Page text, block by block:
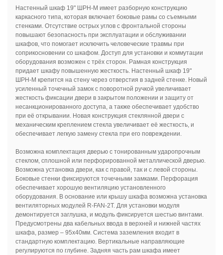
Настенный шкаф 19" ШРН-М имеет разборную конструкцию
каркасного типа, которая включает боковые рамы со съемными
стенками. Отсутствие острых углов с фронтальной стороны
повышают безопасность при эксплуатации и обслуживании
шкафов, что помогает исключить человеческие травмы при
соприкосновении со шкафом. Доступ для установки и коммутации
оборудования возможен с трёх сторон. Рамная конструкция
придает шкафу повышенную жесткость. Настенный шкаф 19"
ШРН-М крепится на стену через отверстия в задней стенке. Новый
усиленный точечный замок с поворотной ручкой увеличивает
жесткость фиксации двери в закрытом положении и защиту от
несанкционированного доступа, а также обеспечивает удобство
при её открывании. Новая конструкция стеклянной двери с
механическим креплением стекла увеличивает её жесткость, и
обеспечивает легкую замену стекла при его повреждении.
Возможна комплектация дверью с тонированным ударопрочным
стеклом, сплошной или перфорированной металлической дверью.
Возможна установка двери, как с правой, так и с левой стороны.
Боковые стенки фиксируются точечными замками. Перфорация
обеспечивает хорошую вентиляцию установленного
оборудования. В основание или крышу шкафа возможна установка
вентиляторных модулей R-FAN-2T. Для установки модуля
демонтируется заглушка, и модуль фиксируется шестью винтами.
Предусмотрены два кабельных ввода в верхней и нижней частях
шкафа, размер – 95х40мм. Система заземления входит в
стандартную комплектацию. Вертикальные направляющие
регулируются по глубине. Задняя часть рам шкафа имеет